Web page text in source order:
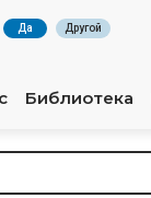
Да Другой
Библиотека